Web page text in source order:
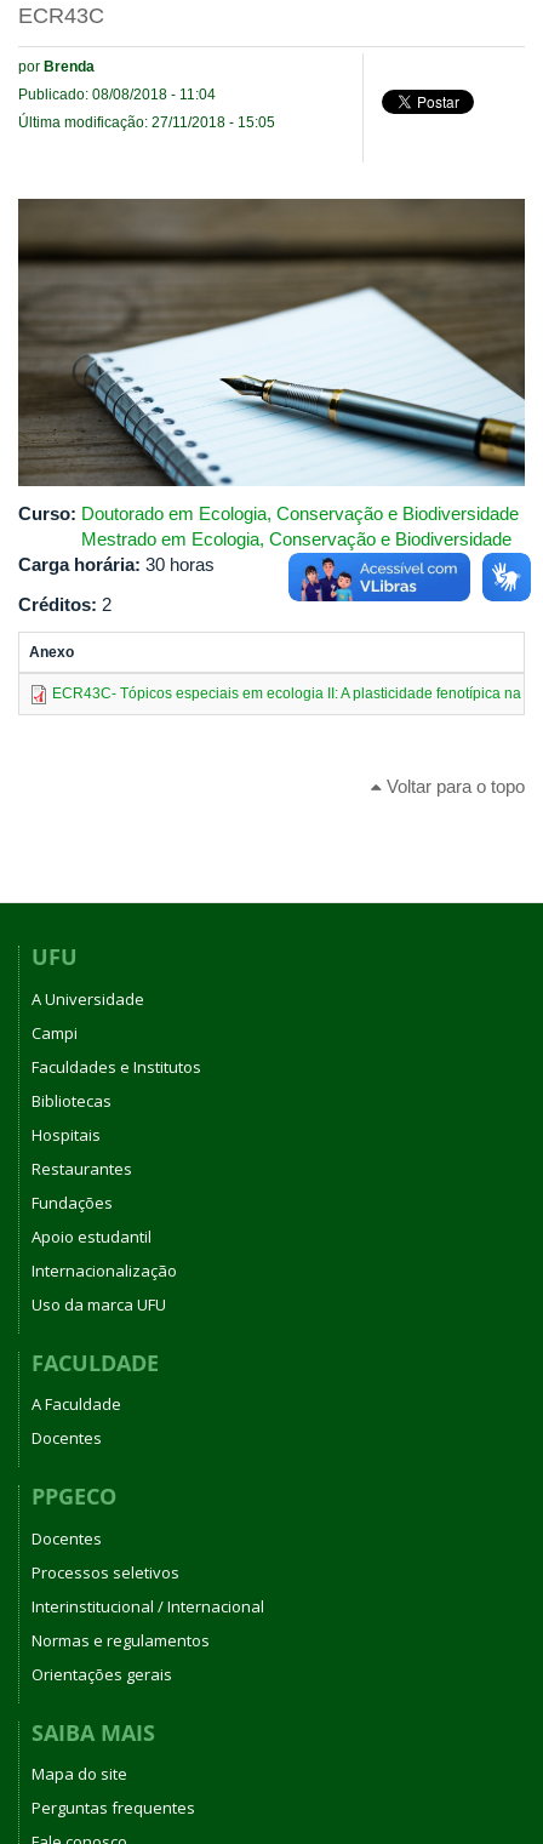
ECR43C
por Brenda
Publicado: 08/08/2018 - 11:04
Última modificação: 27/11/2018 - 15:05
Curso: Doutorado em Ecologia, Conservação e Biodiversidade
Mestrado em Ecologia, Conservação e Biodiversidade
Carga horária: 30 horas
Créditos: 2
Anexo
ECR43C- Tópicos especiais em ecologia II: A plasticidade fenotípica na
Voltar para o topo
UFU
A Universidade
Campi
Faculdades e Institutos
Bibliotecas
Hospitais
Restaurantes
Fundações
Apoio estudantil
Internacionalização
Uso da marca UFU
FACULDADE
A Faculdade
Docentes
PPGECO
Docentes
Processos seletivos
Interinstitucional / Internacional
Normas e regulamentos
Orientações gerais
SAIBA MAIS
Mapa do site
Perguntas frequentes